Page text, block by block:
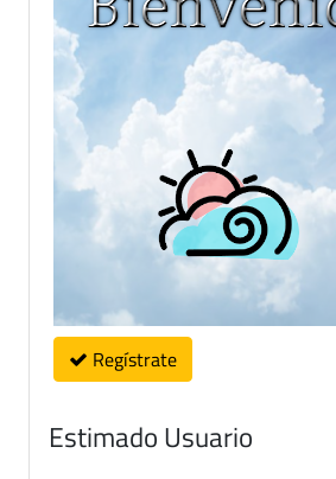
Regístrate
Estimado Usuario